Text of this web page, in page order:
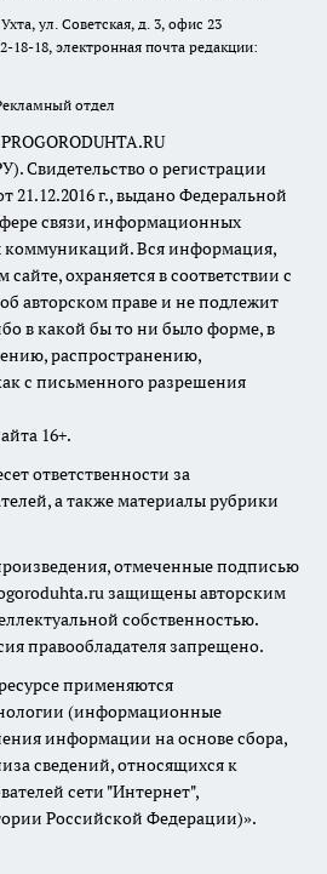
ул. Советская, д. 3, офис 23
18-18, электронная почта редакции:
отдел
Свидетельство о регистрации
г., выдано Федеральной
связи, информационных
коммуникаций. Вся информация,
охраняется в соответствии с
авторском праве и не подлежит
в какой бы то ни было форме, в
распространению,
с письменного разрешения
16+.
ответственности за
а также материалы рубрики
отмеченные подписью
защищены авторским
собственностью.
правообладателя запрещено.
применяются
(информационные
информации на основе сбора,
сведений, относящихся к
сети "Интернет",
Российской Федерации)».